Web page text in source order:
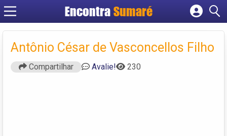
Encontra Sumaré
Cadastrar empresa
Criar conta
Antônio César de Vasconcellos Filho
Compartilhar Avalie! 230